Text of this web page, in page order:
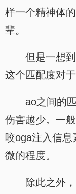
样一个精神体
辈。
但是一想
这个匹配度对
ao之间的
伤害越少。一
咬oga注入信息
微的程度。
除此之外